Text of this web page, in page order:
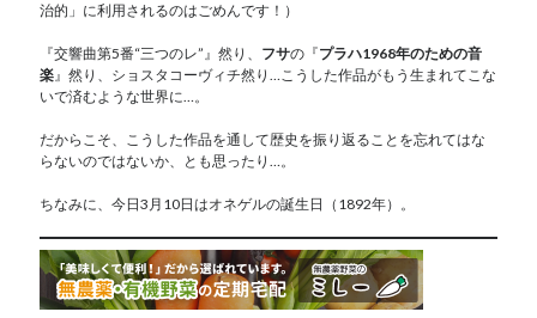
治的」に利用されるのはごめんです！）
『交響曲第5番“三つのレ”』然り、 フサの『プラハ1968年のための音
楽』然り、ショスタコーヴィチ然り…こうした作品がもう生まれてこな
いで済むような世界に…。
だからこそ、こうした作品を通して歴史を振り返ることを忘れてはな
らないのではないか、とも思ったり…。
ちなみに、今日3月10日はオネゲルの誕生日（1892年）。